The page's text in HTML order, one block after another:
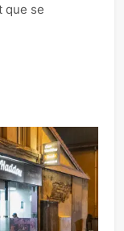
que se